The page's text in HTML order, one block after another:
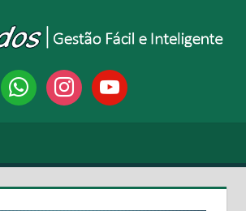
PRO-
DADOS
whatsappinstagramyoutube